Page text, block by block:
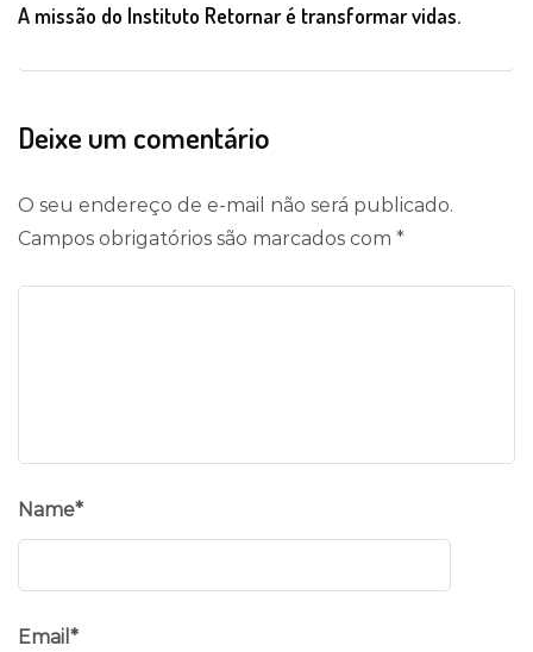
A missão do Instituto Retornar é transformar vidas.
Deixe um comentário
O seu endereço de e-mail não será publicado.
Campos obrigatórios são marcados com *
Name*
Email *